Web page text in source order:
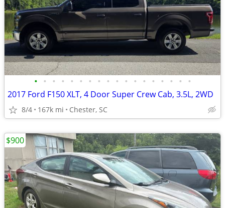
• • • • • • • • • • • • • • • • • •
2017 Ford F150 XLT, 4 Door Super Crew Cab, 3.5L, 2WD
8/4 167k mi Chester, SC
$900